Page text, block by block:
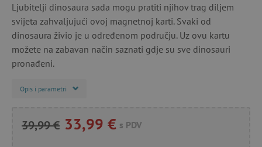
Ljubitelji dinosaura sada mogu pratiti njihov trag diljem
svijeta zahvaljujući ovoj magnetnoj karti. Svaki od
dinosaura živio je u određenom području. Uz ovu kartu
možete na zabavan način saznati gdje su sve dinosauri
pronađeni.
Opis i parametri
39,99 € 33,99 € s PDV